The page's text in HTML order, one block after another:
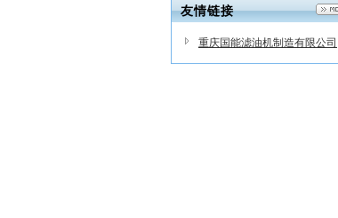
友情链接
重庆国能滤油机制造有限公司